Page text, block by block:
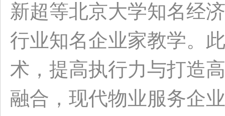
新超等北京大学知名经
行业知名企业家教学。
术，提高执行力与打造
融合，现代物业服务企